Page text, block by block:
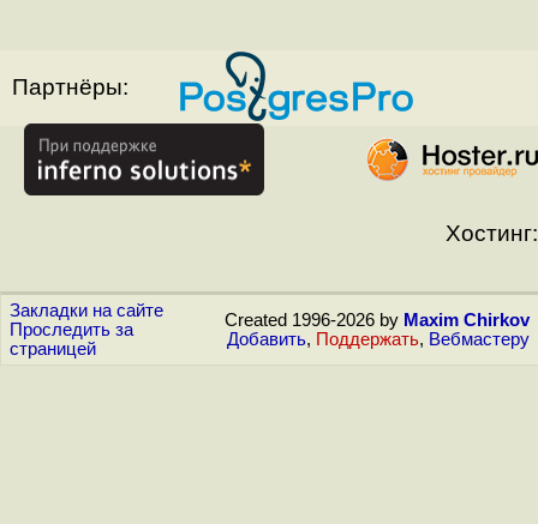
Партнёры:
Хостинг:
Закладки на сайте
Проследить за
страницей
Created 1996-2026 by Maxim Chirkov
Добавить, Поддержать, Вебмастеру